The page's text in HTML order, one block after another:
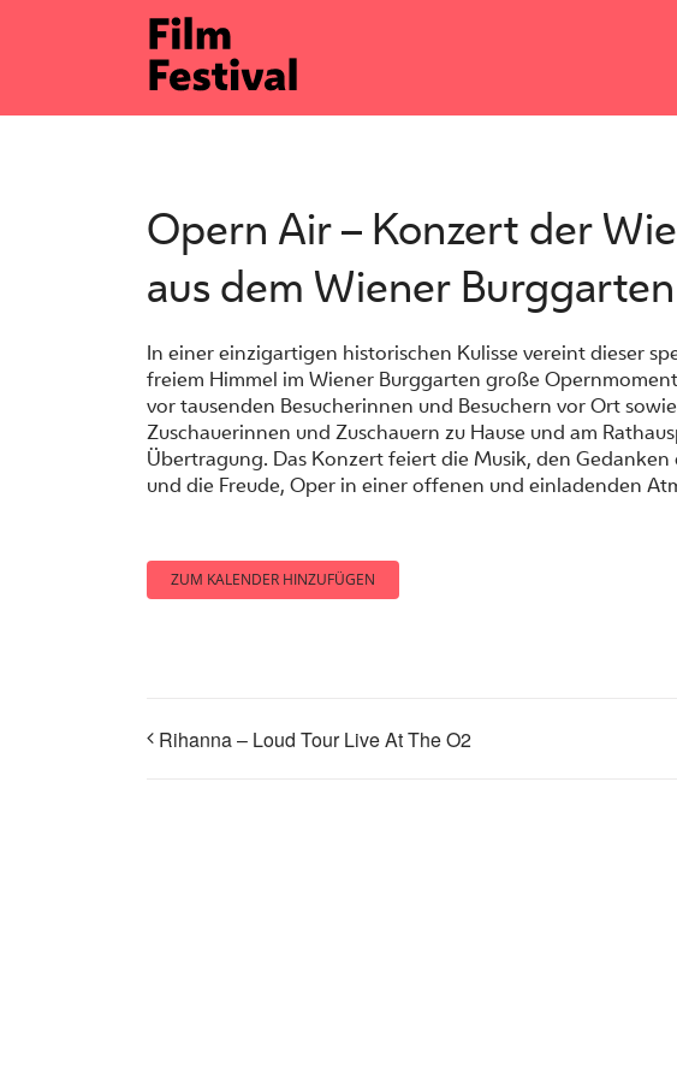
Opern Air – Konzert der
aus dem Wiener Burggarten
In einer einzigartigen historischen Kulisse vereint dieser
freiem Himmel im Wiener Burggarten große
vor tausenden Besucherinnen und Besuchern vor Ort
Zuschauerinnen und Zuschauern zu Hause und am
Übertragung. Das Konzert feiert die Musik, den
und die Freude, Oper in einer offenen und einladenden
ZUM KALENDER HINZUFÜGEN
Rihanna – Loud Tour Live At The O2